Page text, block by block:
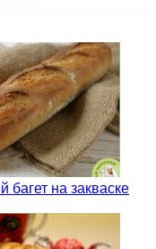
багет на закваске